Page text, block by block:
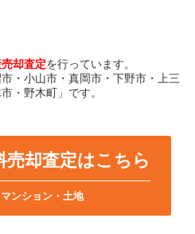
却査定を行っています。
・小山市・真岡市・下野市・上三
・野木町」です。
売却査定はこちら
ンション・土地